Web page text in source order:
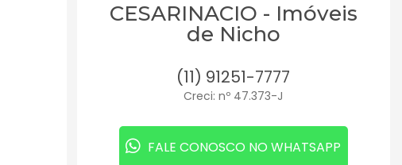
CESARINACIO - Imóveis
de Nicho
(11) 91251-7777
Creci: nº 47.373-J
FALE CONOSCO NO WHATSAPP